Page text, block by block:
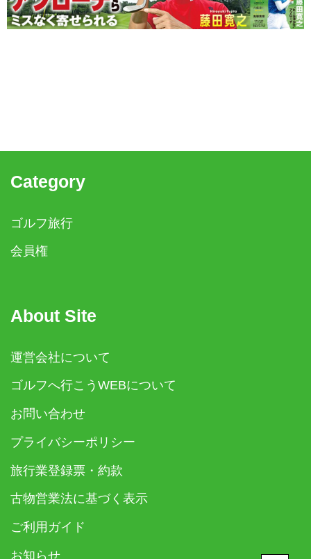
Category
ゴルフ旅行
会員権
About Site
運営会社について
ゴルフへ行こうWEBについて
お問い合わせ
プライバシーポリシー
旅行業登録票・約款
古物営業法に基づく表示
ご利用ガイド
お知らせ